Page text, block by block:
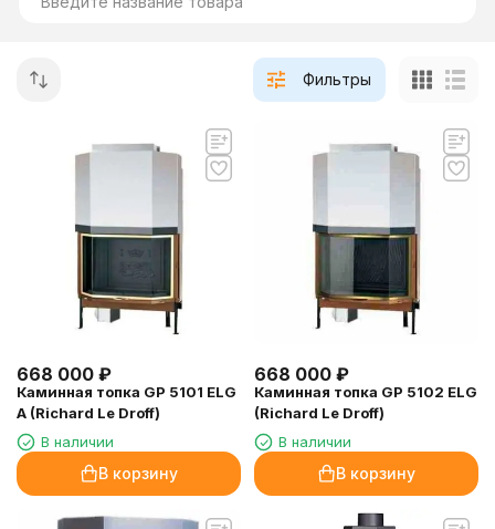
Фильтры
668 000 ₽
Каминная топка GP 5101 ELG
A (Richard Le Droff)
В наличии
В корзину
668 000 ₽
Каминная топка GP 5102 ELG
(Richard Le Droff)
В наличии
В корзину